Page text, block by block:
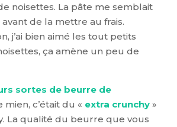
noisettes. La pâte me semblait
de la mettre au frais.
j’ai bien aimé les tout petits
ça amène un peu de
sortes de beurre de
mien, c’était du « extra crunchy»
La qualité du beurre que vous